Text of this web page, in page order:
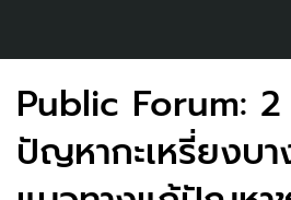
Public Forum:
ปัญหากะเหรี่ยงบ